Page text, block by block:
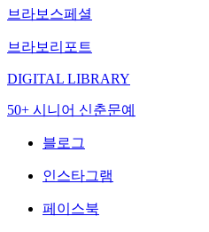
브라보스페셜
브라보리포트
DIGITAL LIBRARY
50+ 시니어 신춘문예
블로그
인스타그램
페이스북